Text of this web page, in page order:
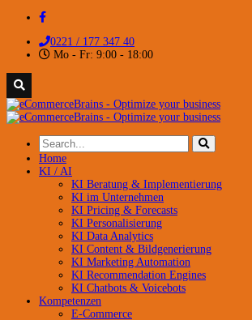
0221 / 177 347 40
Mo - Fr: 9:00 - 18:00
Home
KI / AI
KI Beratung & Implementierung
KI im Unternehmen
KI Pricing & Forecasts
KI Personalisierung
KI Data Analytics
KI Content & Bildgenerierung
KI Marketing Automation
KI Recommendation Engines
KI Chatbots & Voicebots
Kompetenzen
E-Commerce